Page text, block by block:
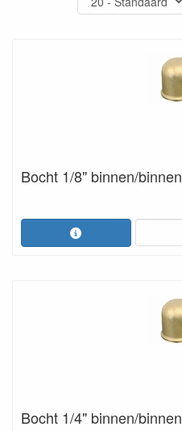
Bocht 1/8" binnen/binnen
Bocht 1/4" binnen/binnen